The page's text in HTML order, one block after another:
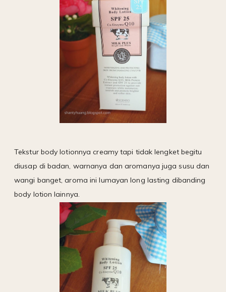
Tekstur body lotionnya creamy tapi tidak lengket begitu
diusap di badan, warnanya dan aromanya juga susu dan
wangi banget, aroma ini lumayan long lasting dibanding
body lotion lainnya.